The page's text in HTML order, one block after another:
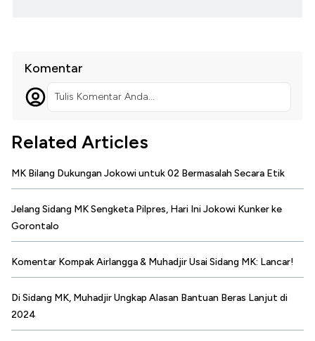
Komentar
Tulis Komentar Anda...
Related Articles
MK Bilang Dukungan Jokowi untuk 02 Bermasalah Secara Etik
Jelang Sidang MK Sengketa Pilpres, Hari Ini Jokowi Kunker ke
Gorontalo
Komentar Kompak Airlangga & Muhadjir Usai Sidang MK: Lancar!
Di Sidang MK, Muhadjir Ungkap Alasan Bantuan Beras Lanjut di
2024